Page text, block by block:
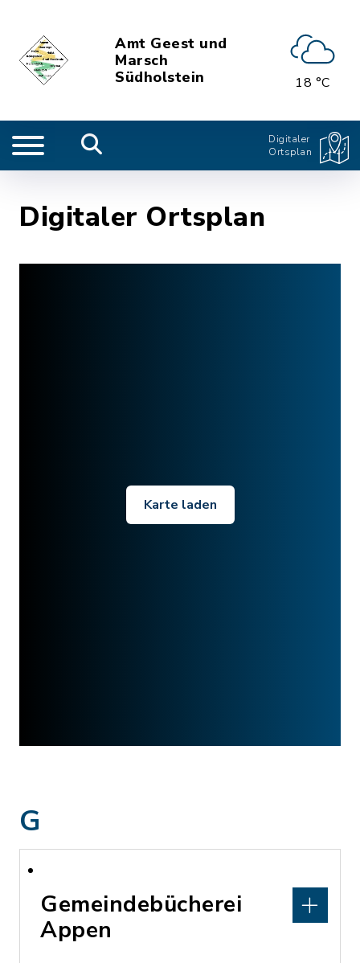
Amt Geest und
Marsch
Südholstein
18 °C
Digitaler
Ortsplan
Digitaler Ortsplan
Karte laden
G
Gemeindebücherei
Appen